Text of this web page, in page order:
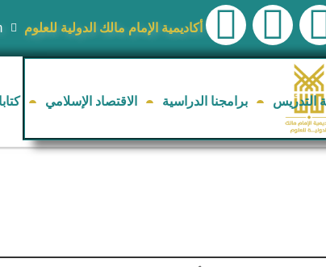
أكاديمية الإمام مالك الدولية للعلوم
التدريس برامجنا الدراسية الاقتصاد الإسلامي